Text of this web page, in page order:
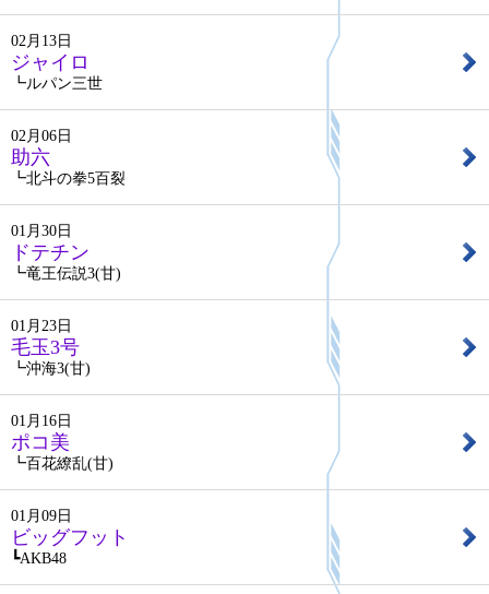
02月13日
ジャイロ
┗ルパン三世
02月06日
助六
┗北斗の拳5百裂
01月30日
ドテチン
┗竜王伝説3(甘)
01月23日
毛玉3号
┗沖海3(甘)
01月16日
ポコ美
┗百花繚乱(甘)
01月09日
ビッグフット
┗AKB48